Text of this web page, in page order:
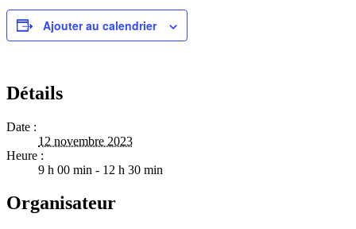
Ajouter au calendrier
Détails
Date :
12 novembre 2023
Heure :
9 h 00 min - 12 h 30 min
Organisateur